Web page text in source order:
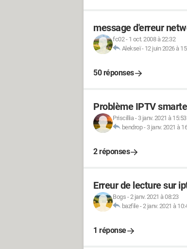
message d'erreur
fc02- 1 oct. 2008 à 22:32
Alekseï- 12 juin 2026 à
50 réponses
Problème IPTV
Priscillia- 3 janv. 2021 à 15:53
bendrop- 3 janv. 2021 à
2 réponses
Erreur de lecture sur
Bogs -2 janv. 2021 à 08:23
bazfile-2 janv. 2021 à
1 réponse